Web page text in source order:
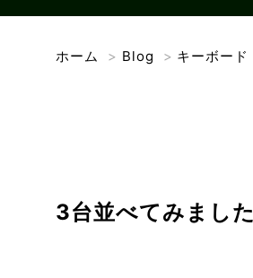
ホーム > Blog > キーボード
3台並べてみました